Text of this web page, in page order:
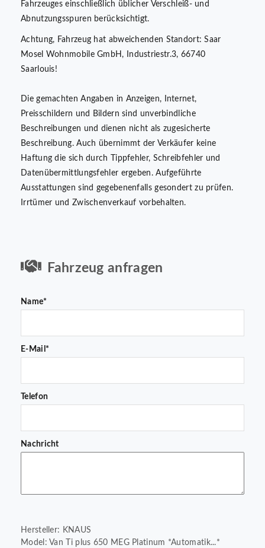
Fahrzeuges einschließlich üblicher Verschleiß- und
Abnutzungsspuren berücksichtigt.
Achtung, Fahrzeug hat abweichenden Standort: Saar
Mosel Wohnmobile GmbH, Industriestr.3, 66740
Saarlouis!
Die gemachten Angaben in Anzeigen, Internet,
Preisschildern und Bildern sind unverbindliche
Beschreibungen und dienen nicht als zugesicherte
Beschreibung. Auch übernimmt der Verkäufer keine
Haftung die sich durch Tippfehler, Schreibfehler und
Datenübermittlungsfehler ergeben. Aufgeführte
Ausstattungen sind gegebenenfalls gesondert zu prüfen.
Irrtümer und Zwischenverkauf vorbehalten.
Fahrzeug anfragen
Name*
E-Mail*
Telefon
Nachricht
Hersteller: KNAUS
Model: Van Ti plus 650 MEG Platinum *Automatik...*